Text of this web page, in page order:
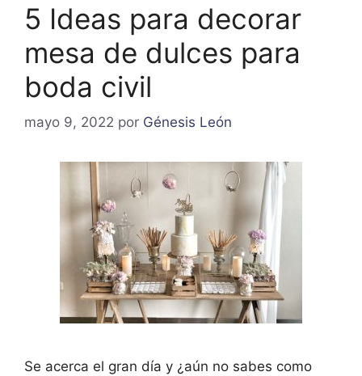
5 Ideas para decorar
mesa de dulces para
boda civil
mayo 9, 2022 por Génesis León
Se acerca el gran día y ¿aún no sabes como